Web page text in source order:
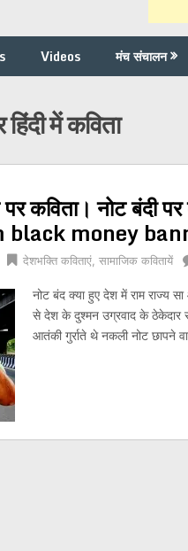
Videos मंच संचालन
हिंदी में कविता
कविता। नोट बंदी
black money
देशभक्ति कविताएं सामाजिक कवितायें
नोट बंद क्या हुए देश में राम राज्य
से देश के दुश्मन उग्रवाद के ठेकेदार
आतंकी गुर्राते थे नकली नोट छापने